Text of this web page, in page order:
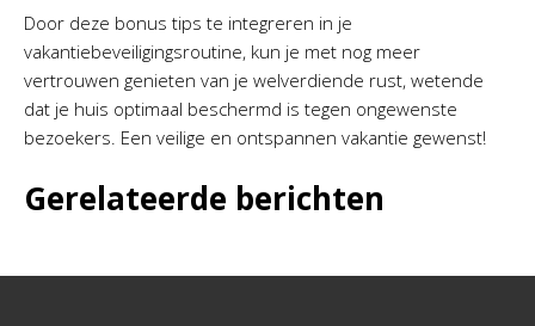
Door deze bonus tips te integreren in je
vakantiebeveiligingsroutine, kun je met nog meer
vertrouwen genieten van je welverdiende rust, wetende
dat je huis optimaal beschermd is tegen ongewenste
bezoekers. Een veilige en ontspannen vakantie gewenst!
Gerelateerde berichten